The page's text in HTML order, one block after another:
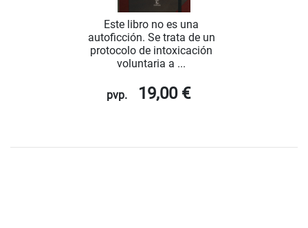
Este libro no es una
autoficción. Se trata de un
protocolo de intoxicación
voluntaria a ...
pvp. 19,00 €